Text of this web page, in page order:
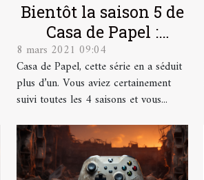
Bientôt la saison 5 de
Casa de Papel :
Comment la
téléchargée sans
autorisation ?
8 mars 2021 09:04
Casa de Papel, cette série en a séduit
plus d’un. Vous aviez certainement
suivi toutes les 4 saisons et vous...